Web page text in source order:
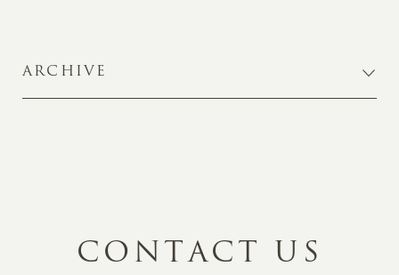
ARCHIVE
CONTACT US